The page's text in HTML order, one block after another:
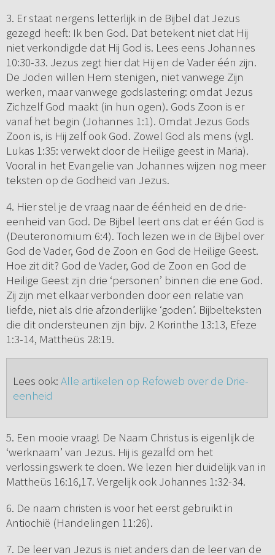
3. Er staat nergens letterlijk in de Bijbel dat Jezus
gezegd heeft: Ik ben God. Dat betekent niet dat Hij
niet verkondigde dat Hij God is. Lees eens Johannes
10:30-33. Jezus zegt hier dat Hij en de Vader één zijn.
De Joden willen Hem stenigen, niet vanwege Zijn
werken, maar vanwege godslastering: omdat Jezus
Zichzelf God maakt (in hun ogen). Gods Zoon is er
vanaf het begin (Johannes 1:1). Omdat Jezus Gods
Zoon is, is Hij zelf ook God. Zowel God als mens (vgl.
Lukas 1:35: verwekt door de Heilige geest in Maria).
Vooral in het Evangelie van Johannes wijzen nog meer
teksten op de Godheid van Jezus.
4. Hier stel je de vraag naar de éénheid en de drie-
eenheid van God. De Bijbel leert ons dat er één God is
(Deuteronomium 6:4). Toch lezen we in de Bijbel over
God de Vader, God de Zoon en God de Heilige Geest.
Hoe zit dit? God de Vader, God de Zoon en God de
Heilige Geest zijn drie ‘personen’ binnen die ene God.
Zij zijn met elkaar verbonden door een relatie van
liefde, niet als drie afzonderlijke ‘goden’. Bijbelteksten
die dit ondersteunen zijn bijv. 2 Korinthe 13:13, Efeze
1:3-14, Mattheüs 28:19.
Lees ook: Alle artikelen op Refoweb over de Drie-
eenheid
5. Een mooie vraag! De Naam Christus is eigenlijk de
‘werknaam’ van Jezus. Hij is gezalfd om het
verlossingswerk te doen. We lezen hier duidelijk van in
Mattheüs 16:16,17. Vergelijk ook Johannes 1:32-34.
6. De naam christen is voor het eerst gebruikt in
Antiochië (Handelingen 11:26).
7. De leer van Jezus is niet anders dan de leer van de